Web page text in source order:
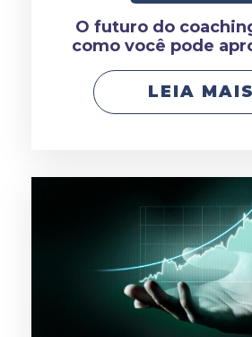
O futuro do
como você pode
LEIA MAIS